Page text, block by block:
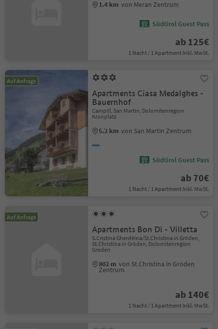
1.4 km von Meran Zentrum
Südtirol Guest Pass
ab 125€
1 Nacht / 1 Apartment Inkl. MwSt.
Auf Anfrage
Apartments Ciasa Medalghes -
Bauernhof
Campill, San Martin, Dolomitenregion
Kronplatz
5.2 km von San Martin Zentrum
Südtirol Guest Pass
ab 70€
1 Nacht / 1 Apartment Inkl. MwSt.
Auf Anfrage
Apartments Bon Dì - Villetta
S.Cristina Gherdëina/St.Christina in Gröden,
St.Christina in Gröden, Dolomitenregion
Gröden
802 m von St.Christina in Gröden
Zentrum
ab 140€
1 Nacht / 1 Apartment Inkl. MwSt.